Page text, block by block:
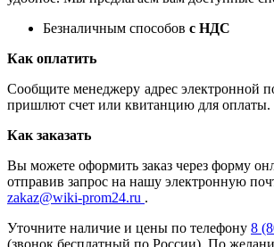
Безналичным способов с НДС
Как оплатить
Сообщите менеджеру адрес электронной
пришлют счет или квитанцию для оплаты.
Как заказать
Вы можете оформить заказ через форму
отправив запрос на нашу электронную
zakaz@wiki-prom24.ru .
Уточните наличие и цены по телефону 8
(звонок бесплатный по России). По